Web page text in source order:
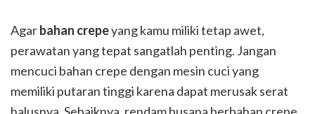
Agarbahan crepeyang kamu miliki tetap awet,
perawatan yang tepat sangatlah penting. Jangan
mencuci bahan crepe dengan mesin cuci yang
memiliki putaran tinggi karena dapat merusak serat